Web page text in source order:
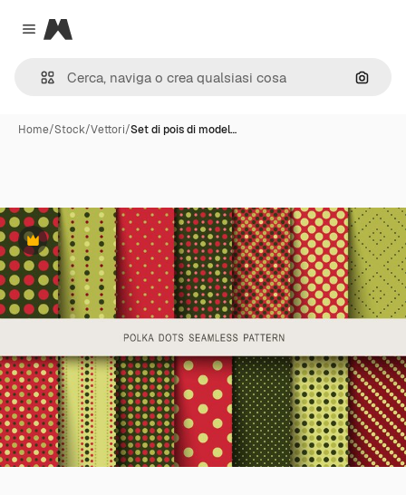
Close menu
Magnific
Cerca
Home/Stock/Vettori/Set di pois di model…
Premium